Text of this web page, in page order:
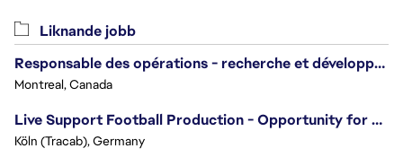
Liknande jobb
Responsable des opérations - recherche et développement/Head of Operations, Research & Development
Montreal, Canada
Live Support Football Production - Opportunity for Students!
Köln (Tracab), Germany